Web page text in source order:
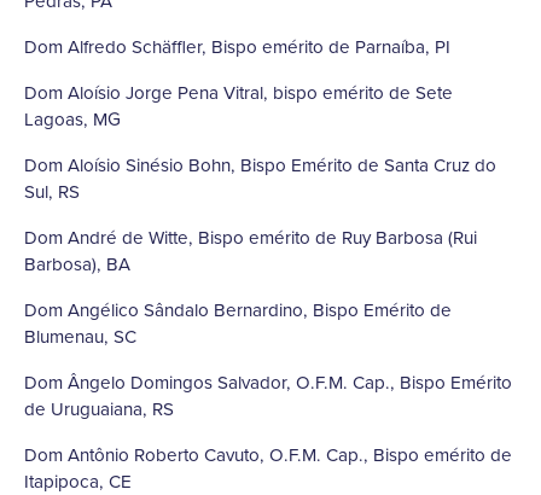
Dom Alfredo Schäffler, Bispo emérito de Parnaíba, PI
Dom Aloísio Jorge Pena Vitral, bispo emérito de Sete
Lagoas, MG
Dom Aloísio Sinésio Bohn, Bispo Emérito de Santa Cruz do
Sul, RS
Dom André de Witte, Bispo emérito de Ruy Barbosa (Rui
Barbosa), BA
Dom Angélico Sândalo Bernardino, Bispo Emérito de
Blumenau, SC
Dom Ângelo Domingos Salvador, O.F.M. Cap., Bispo Emérito
de Uruguaiana, RS
Dom Antônio Roberto Cavuto, O.F.M. Cap., Bispo emérito de
Itapipoca, CE